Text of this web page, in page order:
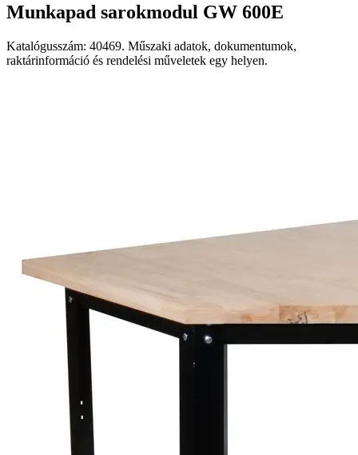
Munkapad sarokmodul GW 600E
Katalógusszám: 40469. Műszaki adatok, dokumentumok,
raktárinformáció és rendelési műveletek egy helyen.